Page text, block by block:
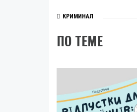
КРИМИНАЛ
ПО ТЕМЕ